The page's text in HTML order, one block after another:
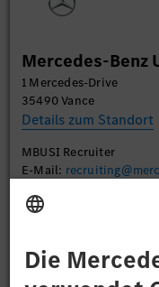
Mercedes-Benz
1 Mercedes-Drive
35490 Vance
Details zum Standort
MBUSI Recruiter
E-Mail: